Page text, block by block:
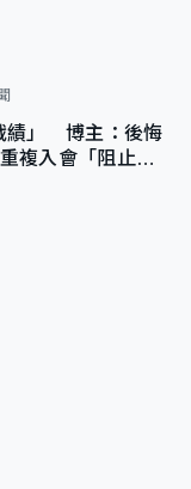
績」 博主：後悔
複入會「阻止唔